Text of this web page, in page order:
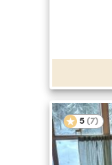
5 (7)